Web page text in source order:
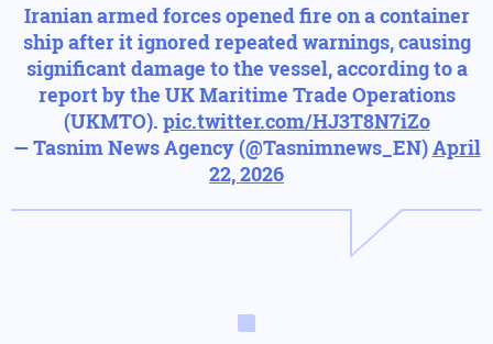
Iranian armed forces opened fire on a container
ship after it ignored repeated warnings, causing
significant damage to the vessel, according to a
report by the UK Maritime Trade Operations
(UKMTO). pic.twitter.com/HJ3T8N7iZo
— Tasnim News Agency (@Tasnimnews_EN)April
22, 2026